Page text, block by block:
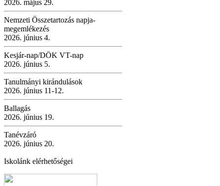
2026. május 29.
Nemzeti Összetartozás napja-
megemlékezés
2026. június 4.
Kesjár-nap/DÖK VT-nap
2026. június 5.
Tanulmányi kirándulások
2026. június 11-12.
Ballagás
2026. június 19.
Tanévzáró
2026. június 20.
Iskolánk elérhetőségei